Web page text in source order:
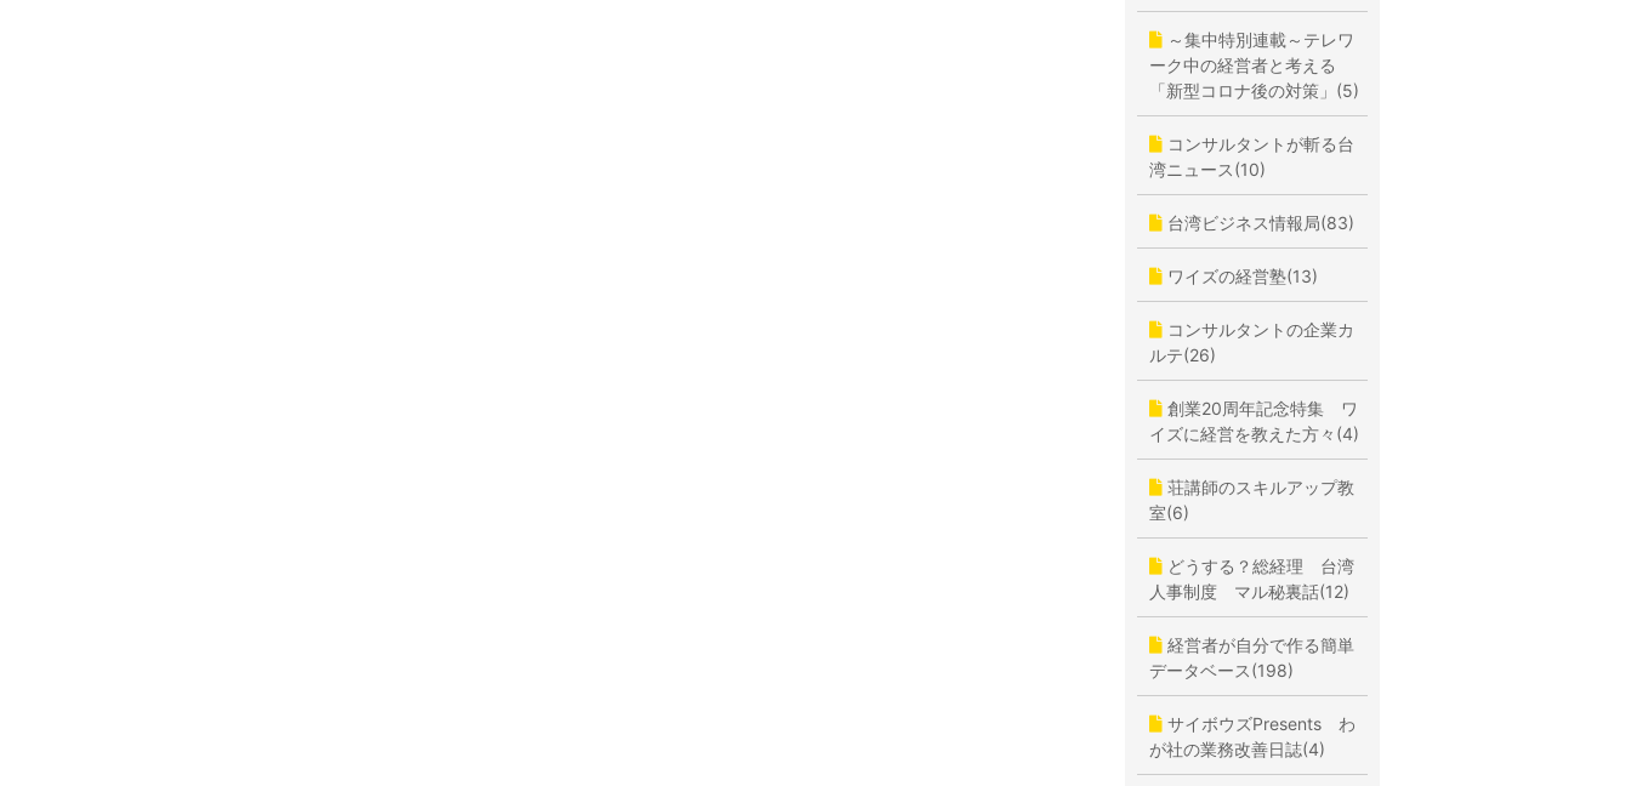
～集中特別連載～テレワ
ーク中の経営者と考える
「新型コロナ後の対策」(5)
コンサルタントが斬る台
湾ニュース(10)
台湾ビジネス情報局(83)
ワイズの経営塾(13)
コンサルタントの企業カ
ルテ(26)
創業20周年記念特集 ワ
イズに経営を教えた方々(4)
荘講師のスキルアップ教
室(6)
どうする？総経理 台湾
人事制度 マル秘裏話(12)
経営者が自分で作る簡単
データベース(198)
サイボウズPresents わ
が社の業務改善日誌(4)